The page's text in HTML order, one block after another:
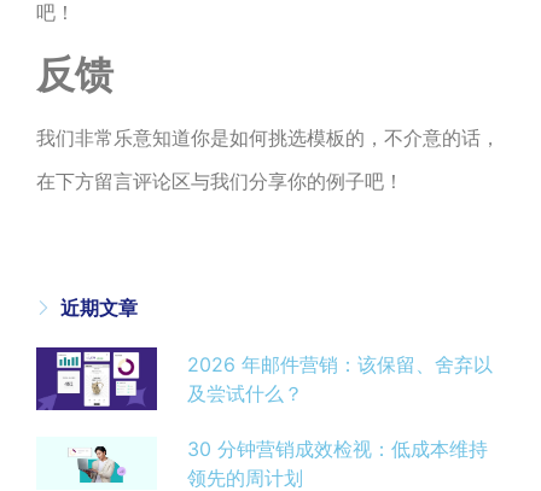
吧！
反馈
我们非常乐意知道你是如何挑选模板的，不介意的话，
在下方留言评论区与我们分享你的例子吧！
近期文章
2026 年邮件营销：该保留、舍弃以
及尝试什么？
30 分钟营销成效检视：低成本维持
领先的周计划